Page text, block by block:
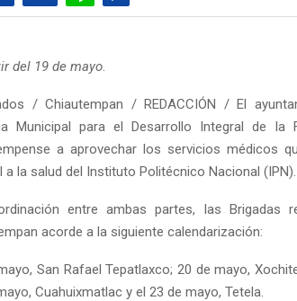
del 19 de mayo
/ Chiautempan / REDACCIÓN / El
Municipal para el Desarrollo Integral de la
a aprovechar los servicios médicos
a la salud del Instituto Politécnico Nacional (IPN).
entre ambas partes, las Brigadas
acorde a la siguiente calendarización:
San Rafael Tepatlaxco; 20 de mayo,
Cuahuixmatlac y el 23 de mayo, Tetela.